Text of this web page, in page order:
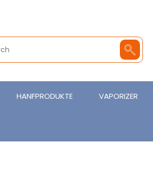
HANFPRODUKTE VAPORIZER